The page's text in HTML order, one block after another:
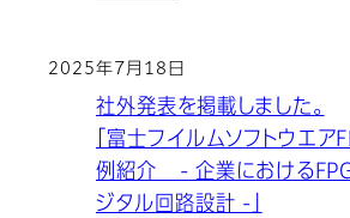
2025年7月18日
社外発表を掲載しました。
「富士フイルムソフトウエ
例紹介 - 企業における
ジタル回路設計 -」